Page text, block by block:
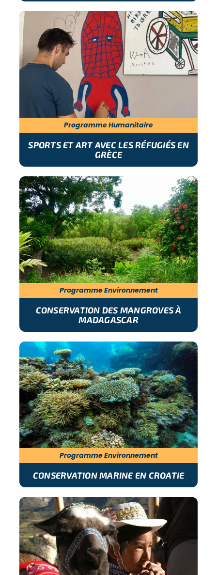
Programme Humanitaire
SPORTS ET ART AVEC LES RÉFUGIÉS EN
GRÈCE
Programme Environnement
CONSERVATION DES MANGROVES À
MADAGASCAR
Programme Environnement
CONSERVATION MARINE EN CROATIE